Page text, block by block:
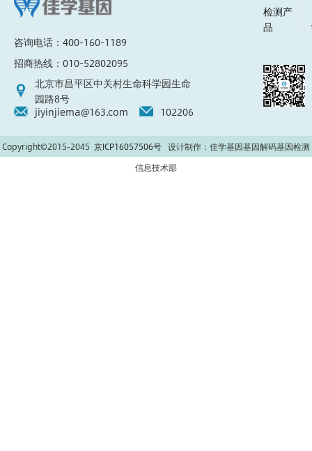
咨询电话：400-160-1189
招商热线：010-52802095
北京市昌平区中关村生命科学园生命
园路8号
jiyinjiema@163.com
102206
检测产
品
Copyright©2015-2045 京ICP16057506号 设计制作：佳学基因基因解码基因检测
信息技术部